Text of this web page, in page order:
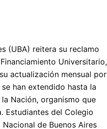
(UBA) reitera su reclamo
Universitario,
actualización mensual por
han extendido hasta la
Nación, organismo que
Estudiantes del Colegio
de Buenos Aires